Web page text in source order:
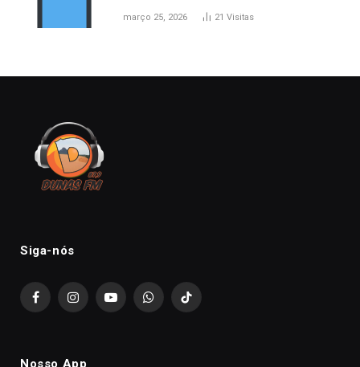
março 25, 2026 21 Visitas
Siga-nós
FacebookInstagramYouTubeWhatsAppTikTok